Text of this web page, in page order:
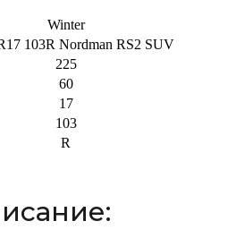
Winter
103R Nordman RS2 SUV
225
60
17
103
R